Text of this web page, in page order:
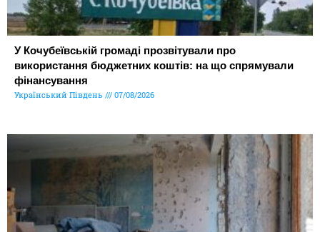
У Кочубеївській громаді прозвітували про
використання бюджетних коштів: на що спрямували
фінансування
Український Південь 07/08/2026